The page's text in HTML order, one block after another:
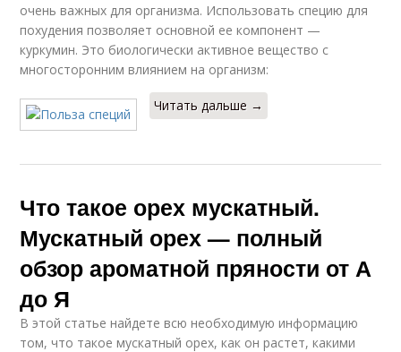
очень важных для организма. Использовать специю для
похудения позволяет основной ее компонент —
куркумин. Это биологически активное вещество с
многосторонним влиянием на организм:
Читать дальше →
Что такое орех мускатный.
Мускатный орех — полный
обзор ароматной пряности от А
до Я
В этой статье найдете всю необходимую информацию
том, что такое мускатный орех, как он растет, какими